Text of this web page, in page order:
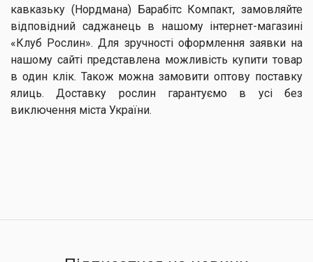
кавказьку (Нордмана) Барабітс Компакт, замовляйте
відповідний саджанець в нашому інтернет-магазині
«Клуб Рослин». Для зручності оформлення заявки на
нашому сайті представлена можливість купити товар
в один клік. Також можна замовити оптову поставку
ялиць. Доставку рослин гарантуємо в усі без
виключення міста України.